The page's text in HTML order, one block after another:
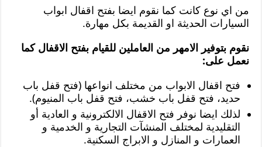
من اي نوع كانت كما نقوم ايضا بفتح اقفال ابواب
السيارات الحديثة او القديمة بكل مهارة.
نقوم بتوفير الامهر من العاملين للقيام بفتح الاقفال كما
نعمل على:
فتح اقفال الابواب من مختلف انواعها (فتح قفل باب
حديد، فتح قفل باب خشب، فتح قفل باب المنيوم).
لذلك ايضا نوفر فتح الاقفال الالكترونية و العادية أو
التقليدية لمختلف المنشآت التجارية و الخدمية و
العمارات و المنازل و الابراج السكنية.